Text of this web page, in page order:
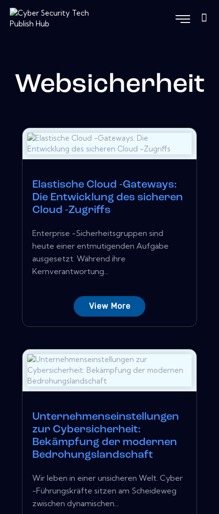
Websicherheit
Elastische Cloud -Gateways:
Die Entwicklung des sicheren
Cloud -Zugriffs
Enterprise -Sicherheitsgruppen sind
heute einer entmutigenden Aufgabe
ausgesetzt. Während ihre
Kernverantwortung...
View More
Unternehmenseinstellungen
zur Cybersicherheit:
Bekämpfung der modernen
Bedrohungslandschaft
Wir leben in einer unsicheren Welt. Cyber ​​
-Führungskräfte sitzen am Scheideweg
zwischen dynamischen...